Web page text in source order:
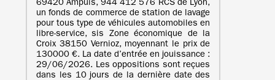
69420 Ampuis, 944 412 576 RCS de Lyon,
un fonds de commerce de station de lavage
pour tous type de véhicules automobiles en
libre-service, sis Zone économique de la
Croix 38150 Vernioz, moyennant le prix de
130000 €. La date d’entrée en jouissance :
29/06/2026. Les oppositions sont reçues
dans les 10 jours de la dernière date des